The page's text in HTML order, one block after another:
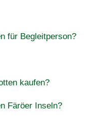
für Begleitperson?
kaufen?
Färöer Inseln?